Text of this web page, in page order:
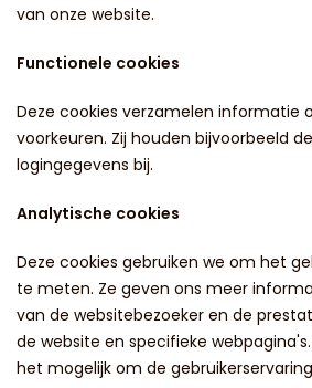
van onze website.
Functionele cookies
Deze cookies verzamelen informatie
voorkeuren. Zij houden bijvoorbeeld
logingegevens bij.
Analytische cookies
Deze cookies gebruiken we om het
te meten. Ze geven ons meer
van de websitebezoeker en de
de website en specifieke
het mogelijk om de